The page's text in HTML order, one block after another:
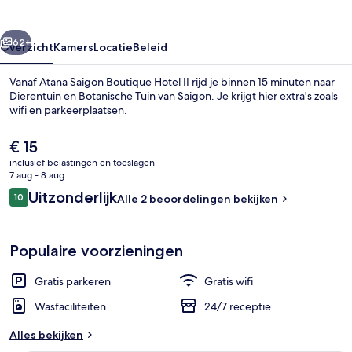
Volgende
62+
OverzichtKamersLocatieBeleid
Vanaf Atana Saigon Boutique Hotel II rijd je binnen 15 minuten naar
Dierentuin en Botanische Tuin van Saigon. Je krijgt hier extra's zoals
wifi en parkeerplaatsen.
De
huidige
prijs
is
€ 15
€ 15
inclusief belastingen en toeslagen
7 aug - 8 aug
Beoordelingen
1010 op 10 –
UitzonderlijkAlle 2 beoordelingen bekijken
Populaire voorzieningen
Gratis parkeren
Gratis wifi
Wasfaciliteiten
24/7 receptie
Alles bekijken